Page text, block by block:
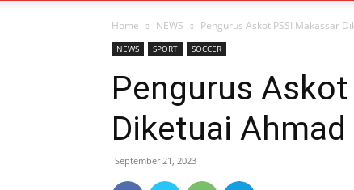
Home NEWS Pengurus Askot PSSI Makassar
NEWS SPORT SOCCER
Pengurus
Diketuai
September 21, 2023